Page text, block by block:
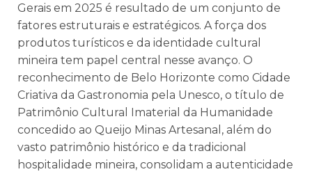
Gerais em 2025 é resultado de um conjunto de
fatores estruturais e estratégicos. A força dos
produtos turísticos e da identidade cultural
mineira tem papel central nesse avanço. O
reconhecimento de Belo Horizonte como Cidade
Criativa da Gastronomia pela Unesco, o título de
Patrimônio Cultural Imaterial da Humanidade
concedido ao Queijo Minas Artesanal, além do
vasto patrimônio histórico e da tradicional
hospitalidade mineira, consolidam a autenticidade